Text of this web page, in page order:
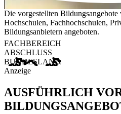
Die vorgestellten
Hochschulen, Fachhochschulen,
Bildungsanbietern angeboten.
FACHBEREICH
ABSCHLUSS
BUNDESLAND
Anzeige
AUSFÜHRLICH